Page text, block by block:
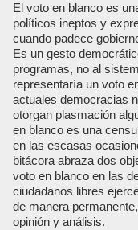
El voto en blanco es
políticos ineptos y
cuando padece
Es un gesto
programas, no al
representaría un voto
actuales democracias
otorgan plasmación
en blanco es una
en las escasas
bitácora abraza dos
voto en blanco en las
ciudadanos libres
de manera
opinión y análisis.